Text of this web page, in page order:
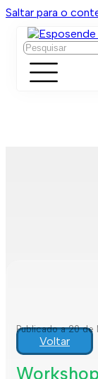
Saltar para o
Pesquisar
Publicado a 20 de
Voltar